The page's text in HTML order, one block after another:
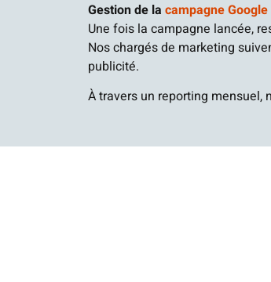
Gestion de la campagne
Une fois la campagne lancée,
Nos chargés de marketing
publicité.
À travers un reporting mensuel,